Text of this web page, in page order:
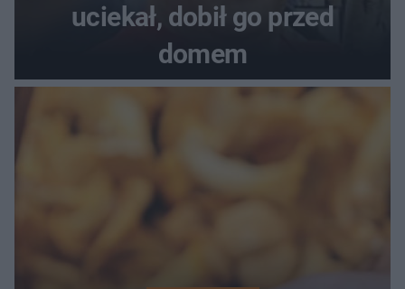
uciekał, dobił go przed
domem